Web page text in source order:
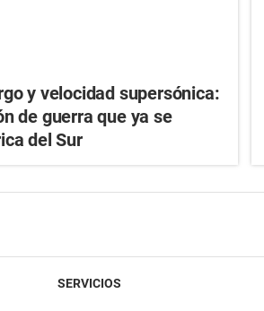
y velocidad supersónica:
de guerra que ya se
del Sur
SERVICIOS